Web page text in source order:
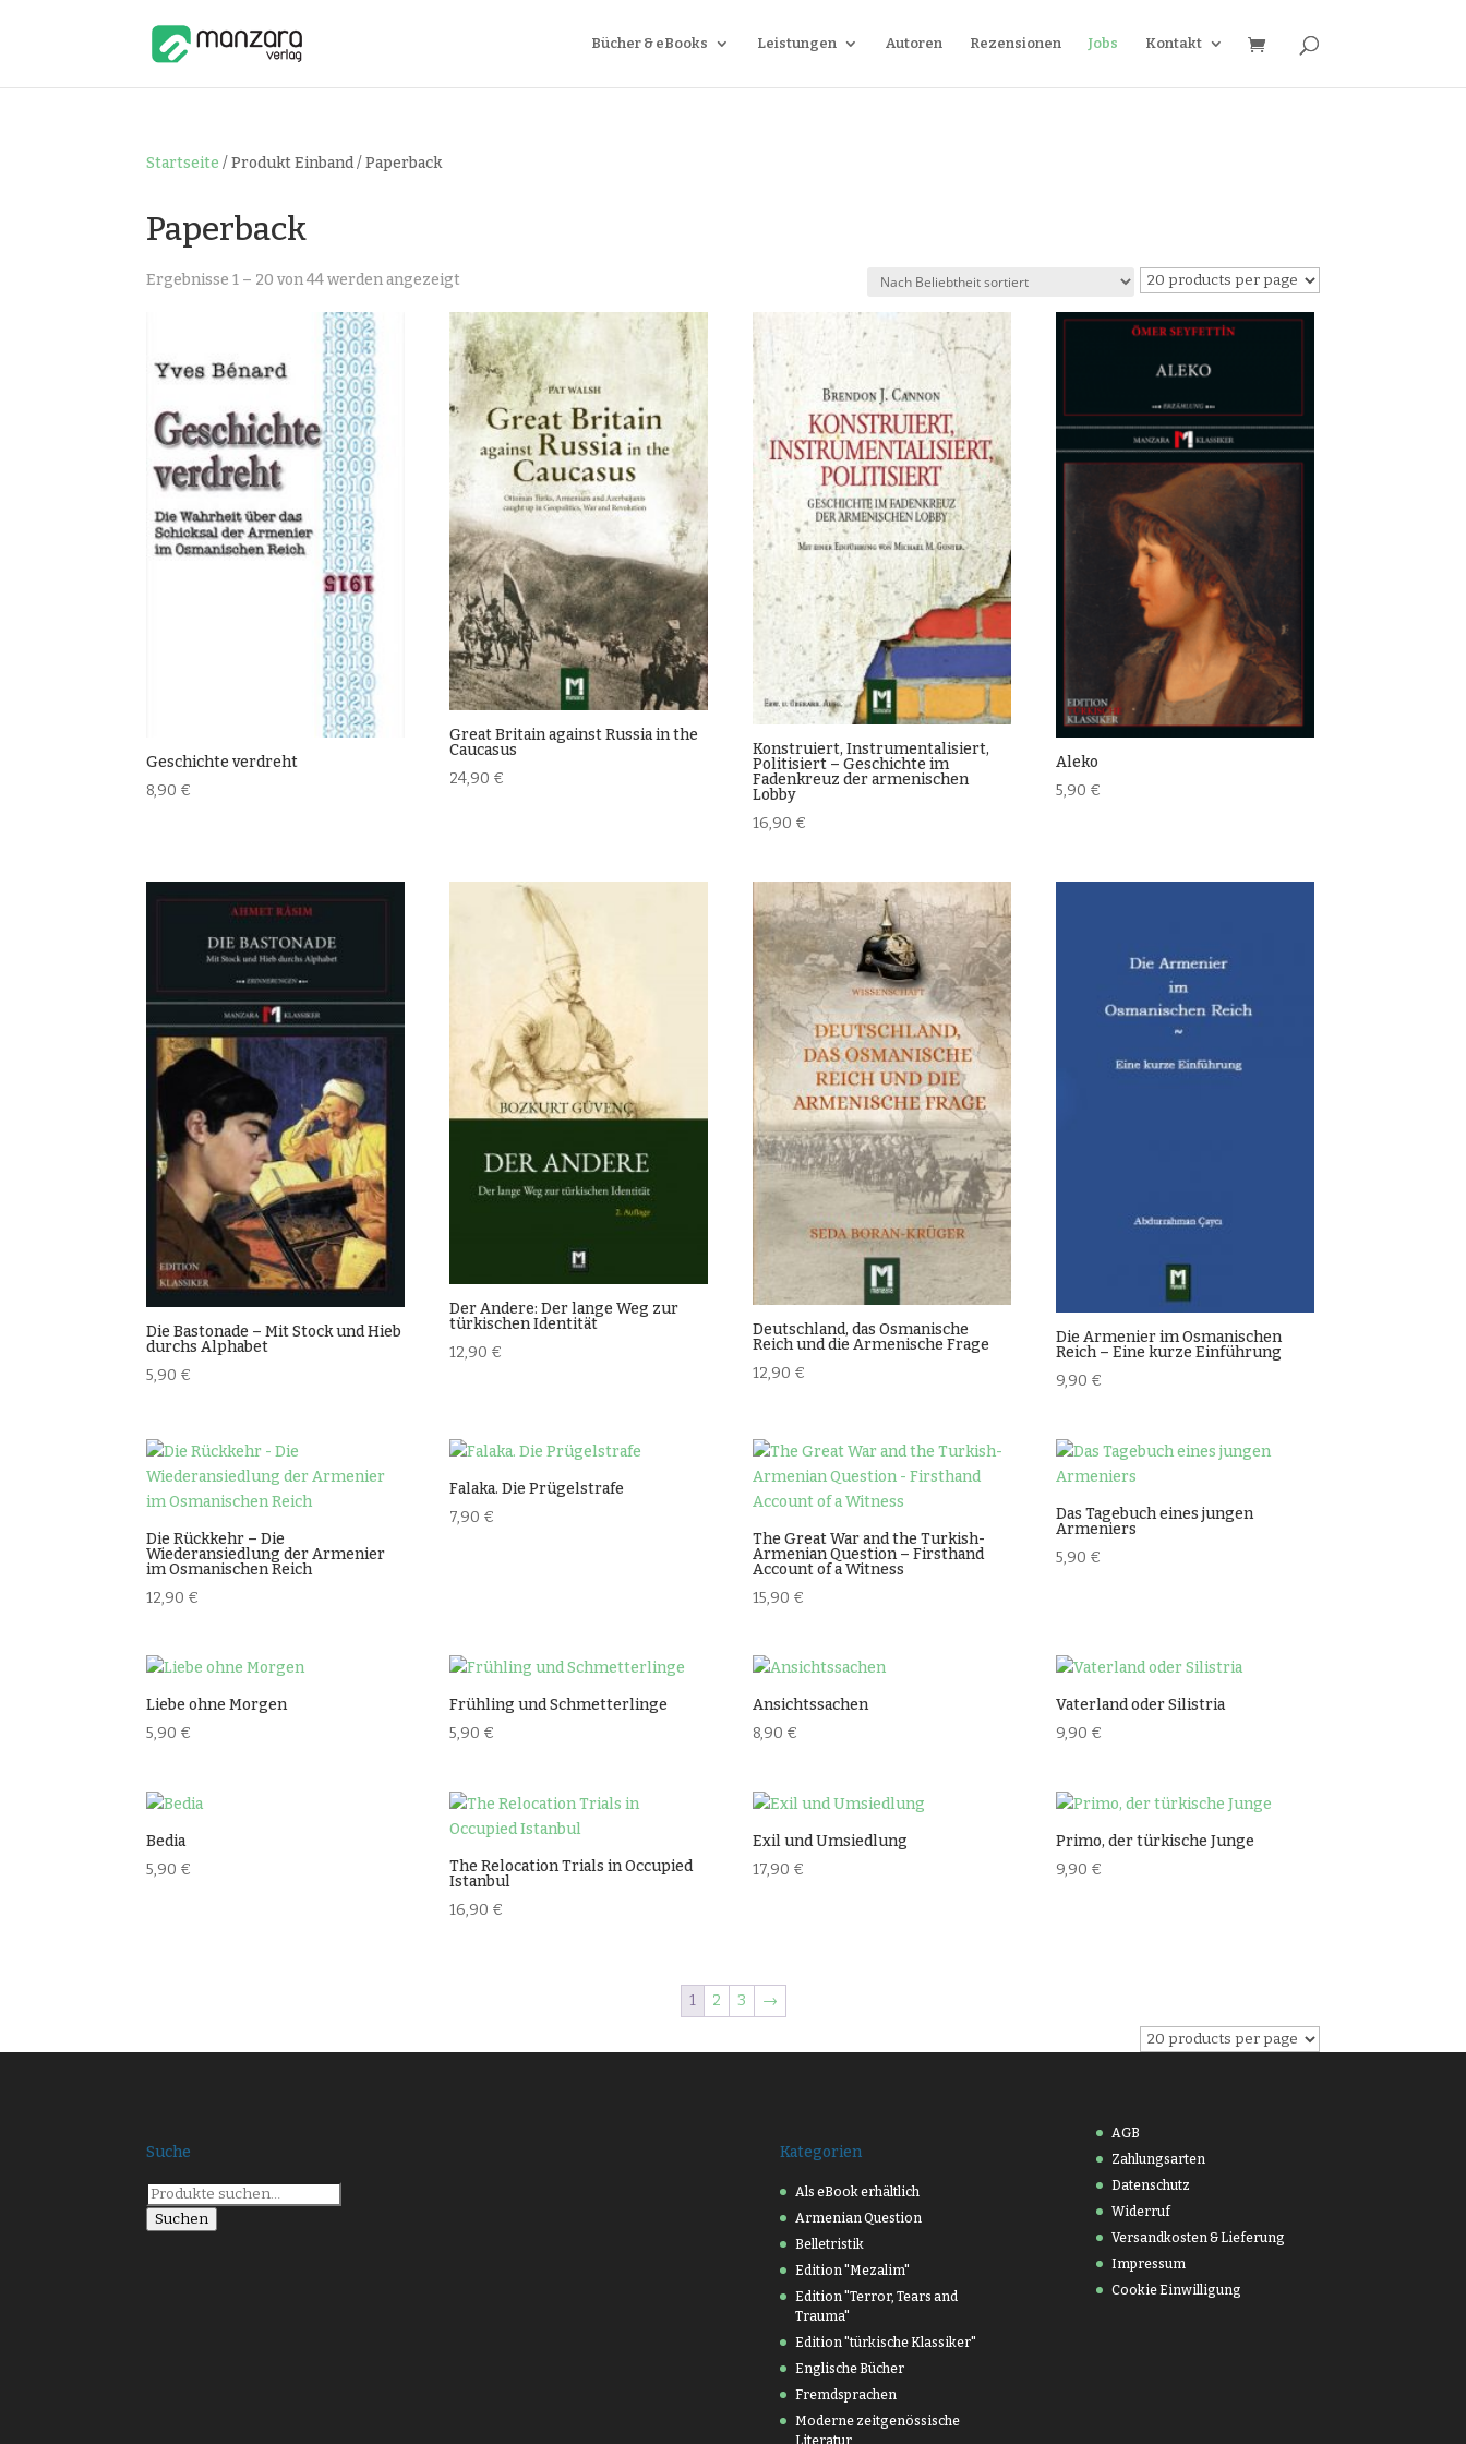
Bücher & eBooks Leistungen Autoren Rezensionen Jobs Kontakt
Startseite / Produkt Einband / Paperback
Paperback
Ergebnisse 1 – 20 von 44 werden angezeigt
sortiert
Geschichte verdreht
8,90 €
Great Britain against Russia in the
Caucasus
24,90 €
Konstruiert, Instrumentalisiert,
Politisiert – Geschichte im
Fadenkreuz der armenischen
Lobby
16,90 €
Aleko
5,90 €
Die Bastonade – Mit Stock und Hieb
durchs Alphabet
5,90 €
Der Andere: Der lange Weg zur
türkischen Identität
12,90 €
Deutschland, das Osmanische
Reich und die Armenische Frage
12,90 €
Die Armenier im Osmanischen
Reich – Eine kurze Einführung
9,90 €
Die Rückkehr – Die
Wiederansiedlung der Armenier
im Osmanischen Reich
12,90 €
Falaka. Die Prügelstrafe
7,90 €
The Great War and the Turkish-
Armenian Question – Firsthand
Account of a Witness
15,90 €
Das Tagebuch eines jungen
Armeniers
5,90 €
Liebe ohne Morgen
5,90 €
Frühling und Schmetterlinge
5,90 €
Ansichtssachen
8,90 €
Vaterland oder Silistria
9,90 €
Bedia
5,90 €
The Relocation Trials in Occupied
Istanbul
16,90 €
Exil und Umsiedlung
17,90 €
Primo, der türkische Junge
9,90 €
1 2 3 →
Suche
Suche
nach:
Suchen
Kategorien
Als eBook erhältlich
Armenian Question
Belletristik
Edition "Mezalim"
Edition "Terror, Tears and
Trauma"
Edition "türkische Klassiker"
Englische Bücher
Fremdsprachen
Moderne zeitgenössische
Literatur
AGB
Zahlungsarten
Datenschutz
Widerruf
Versandkosten & Lieferung
Impressum
Cookie Einwilligung